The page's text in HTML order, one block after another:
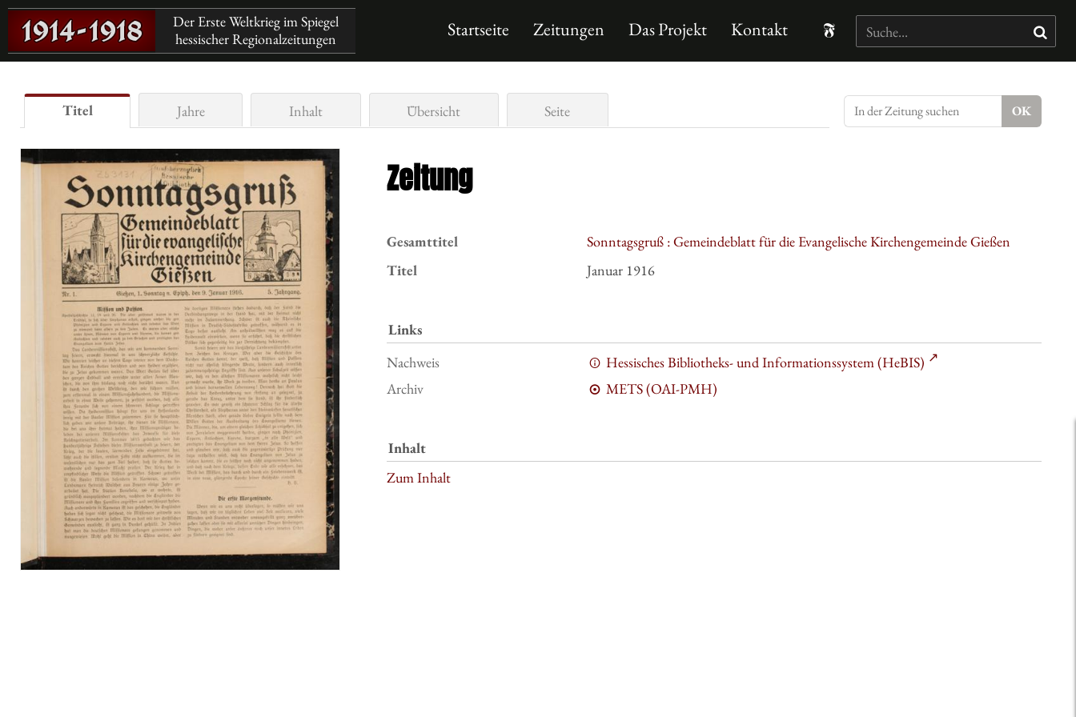
Der Erste Weltkrieg im Spiegel
hessischer Regionalzeitungen
Startseite Zeitungen Das Projekt Kontakt
Titel Jahre Inhalt Übersicht Seite
Zeitung
Gesamttitel
Sonntagsgruß : Gemeindeblatt für die Evangelische Kirchengemeinde Gießen
Titel
Januar 1916
Links
Nachweis
Hessisches Bibliotheks- und Informationssystem (HeBIS)
Archiv
METS (OAI-PMH)
Inhalt
Zum Inhalt